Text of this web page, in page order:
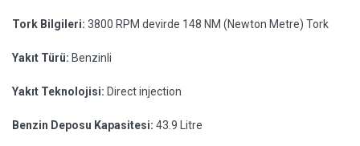
Tork Bilgileri: 3800 RPM devirde 148 NM (Newton Metre) Tork
Yakıt Türü: Benzinli
Yakıt Teknolojisi: Direct injection
Benzin Deposu Kapasitesi: 43.9 Litre